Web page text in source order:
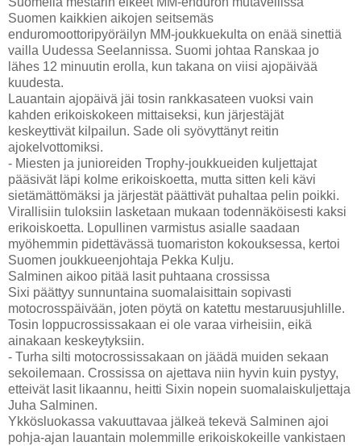
Suomen kaikkien aikojen seitsemäs
enduromoottoripyöräilyn MM-joukkuekulta on enää sinettiä
vailla Uudessa Seelannissa. Suomi johtaa Ranskaa jo
lähes 12 minuutin erolla, kun takana on viisi ajopäivää
kuudesta.
Lauantain ajopäivä jäi tosin rankkasateen vuoksi vain
kahden erikoiskokeen mittaiseksi, kun järjestäjät
keskeyttivät kilpailun. Sade oli syövyttänyt reitin
ajokelvottomiksi.
- Miesten ja junioreiden Trophy-joukkueiden kuljettajat
pääsivät läpi kolme erikoiskoetta, mutta sitten keli kävi
sietämättömäksi ja järjestät päättivät puhaltaa pelin poikki.
Virallisiin tuloksiin lasketaan mukaan todennäköisesti kaksi
erikoiskoetta. Lopullinen varmistus asialle saadaan
myöhemmin pidettävässä tuomariston kokouksessa, kertoi
Suomen joukkueenjohtaja Pekka Kulju.
Salminen aikoo pitää lasit puhtaana crossissa
Sixi päättyy sunnuntaina suomalaisittain sopivasti
motocrosspäivään, joten pöytä on katettu mestaruusjuhlille.
Tosin loppucrossissakaan ei ole varaa virheisiin, eikä
ainakaan keskeytyksiin.
- Turha silti motocrossissakaan on jäädä muiden sekaan
sekoilemaan. Crossissa on ajettava niin hyvin kuin pystyy,
etteivät lasit likaannu, heitti Sixin nopein suomalaiskuljettaja
Juha Salminen.
Ykkösluokassa vakuuttavaa jälkeä tekevä Salminen ajoi
pohja-ajan lauantain molemmille erikoiskokeille vankistaen